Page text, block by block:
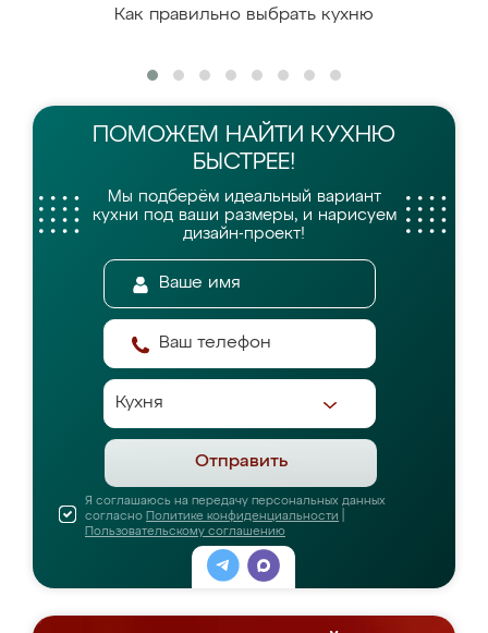
Как правильно выбрать кухню
ПОМОЖЕМ НАЙТИ КУХНЮ
БЫСТРЕЕ!
Мы подберём идеальный вариант
кухни под ваши размеры, и нарисуем
дизайн-проект!
Отправить
Я соглашаюсь на передачу персональных данных
согласно Политике конфиденциальности
Пользовательскому соглашению